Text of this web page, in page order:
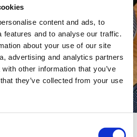
content and ads, to
features and to analyse our traffic.
about your use of our site
advertising and analytics partners
other information that you’ve
they’ve collected from your use
Tallriksunderlägg
mönstret Seaweed från William